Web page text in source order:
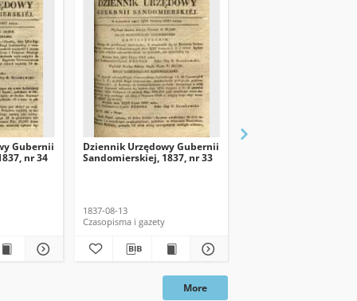
Gubernii
nr 34
Dziennik Urzędowy Gubernii
Sandomierskiej, 1837, nr 33
1837-08-13
Czasopisma i gazety
More